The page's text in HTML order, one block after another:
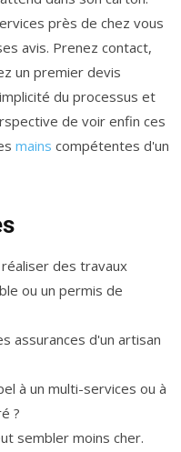
près de chez vous
avis. Prenez contact,
un premier devis
du processus et
de voir enfin ces
mains compétentes d'un
des travaux
ou un permis de
assurances d'un artisan
à un multi-services ou à
?
sembler moins cher.